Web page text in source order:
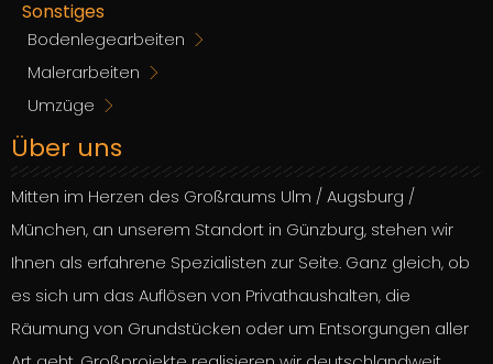
Sonstiges
Bodenlegearbeiten
Malerarbeiten
Umzüge
Über uns
Mitten im Herzen des Großraums Ulm / Augsburg /
München, an unserem Standort in Günzburg, stehen wir
Ihnen als erfahrene Spezialisten zur Seite. Ganz gleich, ob
es sich um das Auflösen von Privathaushalten, die
Räumung von Grundstücken oder um Entsorgungen aller